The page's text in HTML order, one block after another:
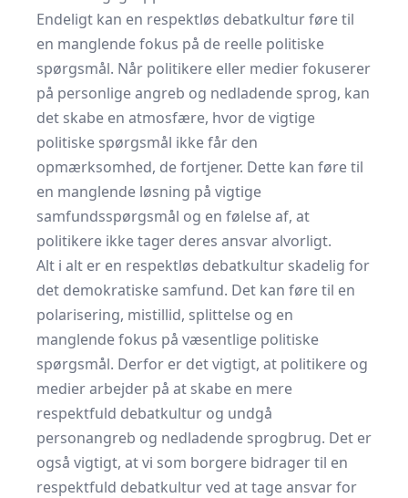
Endeligt kan en respektløs debatkultur føre til
en manglende fokus på de reelle politiske
spørgsmål. Når politikere eller medier fokuserer
på personlige angreb og nedladende sprog, kan
det skabe en atmosfære, hvor de vigtige
politiske spørgsmål ikke får den
opmærksomhed, de fortjener. Dette kan føre til
en manglende løsning på vigtige
samfundsspørgsmål og en følelse af, at
politikere ikke tager deres ansvar alvorligt.
Alt i alt er en respektløs debatkultur skadelig for
det demokratiske samfund. Det kan føre til en
polarisering, mistillid, splittelse og en
manglende fokus på væsentlige politiske
spørgsmål. Derfor er det vigtigt, at politikere og
medier arbejder på at skabe en mere
respektfuld debatkultur og undgå
personangreb og nedladende sprogbrug. Det er
også vigtigt, at vi som borgere bidrager til en
respektfuld debatkultur ved at tage ansvar for